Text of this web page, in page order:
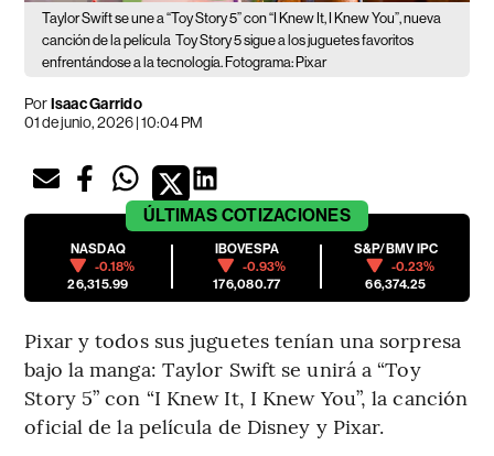
Taylor Swift se une a “Toy Story 5” con “I Knew It, I Knew You”, nueva
canción de la película Toy Story 5 sigue a los juguetes favoritos
enfrentándose a la tecnología. Fotograma: Pixar
PorIsaac Garrido
01 de junio, 2026 | 10:04 PM
ÚLTIMAS COTIZACIONES
NASDAQ
-0.18%
26,315.99
IBOVESPA
-0.93%
176,080.77
S&P/BMV IPC
-0.23%
66,374.25
Pixar y todos sus juguetes tenían una sorpresa
bajo la manga: Taylor Swift se unirá a “Toy
Story 5” con “I Knew It, I Knew You”, la canción
oficial de la película de Disney y Pixar.